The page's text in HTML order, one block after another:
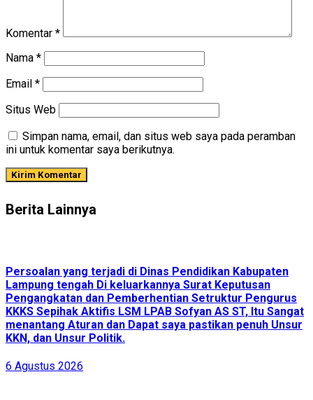
Komentar *
Nama *
Email *
Situs Web
Simpan nama, email, dan situs web saya pada peramban
ini untuk komentar saya berikutnya.
Berita Lainnya
Persoalan yang terjadi di Dinas Pendidikan Kabupaten
Lampung tengah Di keluarkannya Surat Keputusan
Pengangkatan dan Pemberhentian Setruktur Pengurus
KKKS Sepihak Aktifis LSM LPAB Sofyan AS ST, Itu Sangat
menantang Aturan dan Dapat saya pastikan penuh Unsur
KKN, dan Unsur Politik.
6 Agustus 2026